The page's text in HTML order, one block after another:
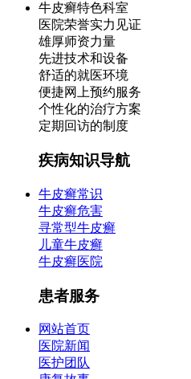
牛皮癣特色科室
医院荣誉实力见证
雄厚师资力量
先进技术和设备
舒适的就医环境
便捷网上预约服务
个性化的治疗方案
定期回访的制度
疾病知识导航
牛皮癣常识
牛皮癣危害
寻常型牛皮癣
儿童牛皮癣
牛皮癣医院
患者服务
网站首页
医院新闻
医护团队